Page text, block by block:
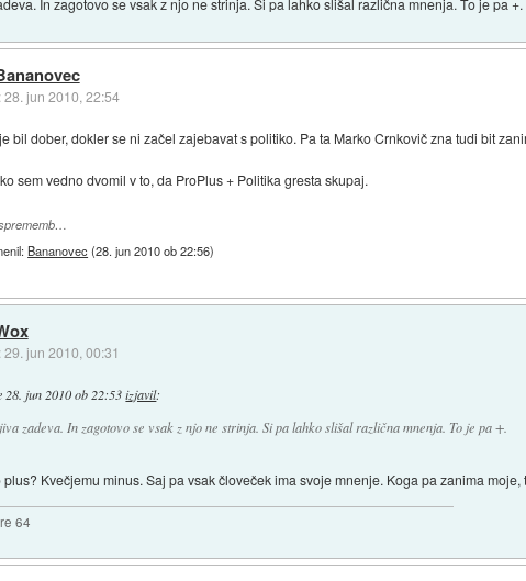
In zagotovo se vsak z njo ne strinja. Si pa lahko slišal različna mnenja. To je pa +.
28. jun 2010, 22:54
bil dober, dokler se ni začel zajebavat s politiko. Pa ta Marko Crnkovič zna tudi bit
sem vedno dvomil v to, da ProPlus + Politika gresta skupaj.
Bananovec(28. jun 2010 ob 22:56)
29. jun 2010, 00:31
28. jun 2010 ob 22:53 izjavil:
zadeva. In zagotovo se vsak z njo ne strinja. Si pa lahko slišal različna mnenja. To je pa +.
plus? Kvečjemu minus. Saj pa vsak človeček ima svoje mnenje. Koga pa zanima
64